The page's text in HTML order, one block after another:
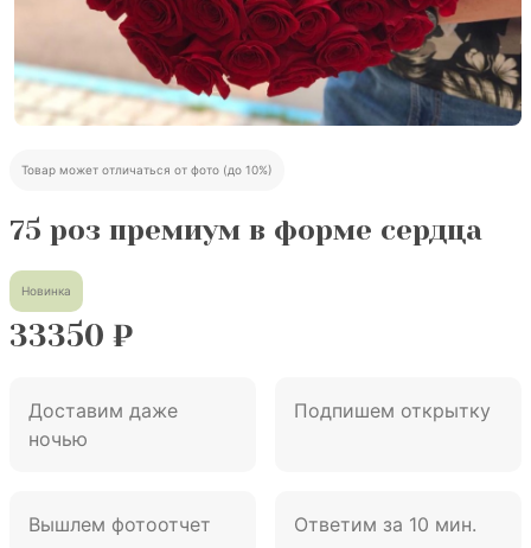
Товар может отличаться от фото (до 10%)
75 роз премиум в форме сердца
Новинка
33350 ₽
Доставим даже
ночью
Подпишем открытку
Вышлем фотоотчет Ответим за 10 мин.